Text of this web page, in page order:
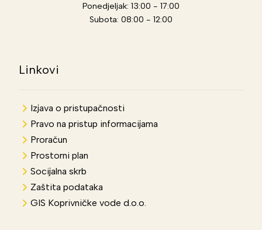
Ponedjeljak: 13:00 - 17:00
Subota: 08:00 - 12:00
Linkovi
Izjava o pristupačnosti
Pravo na pristup informacijama
Proračun
Prostorni plan
Socijalna skrb
Zaštita podataka
GIS Koprivničke vode d.o.o.